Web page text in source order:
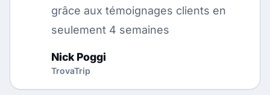
grâce aux témoignages clients en
seulement 4 semaines
Nick Poggi
TrovaTrip